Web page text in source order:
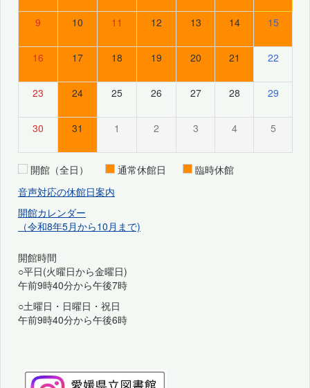
9 10 11 12 13 14 15
16 17 18 19 20 21 22
23 24 25 26 27 28 29
30 31 1 2 3 4 5
開館（全日） 通常休館日
臨時休館
音声対応の休館日案内
開館カレンダー
（令和8年5月から10月まで)
開館時間
○平日(火曜日から金曜日)
午前9時40分から午後7時
○土曜日・日曜日・祝日
午前9時40分から午後6時